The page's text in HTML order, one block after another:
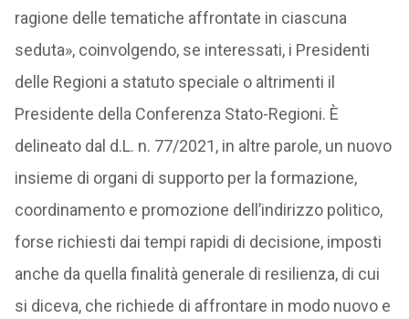
ragione delle tematiche affrontate in ciascuna
seduta», coinvolgendo, se interessati, i Presidenti
delle Regioni a statuto speciale o altrimenti il
Presidente della Conferenza Stato-Regioni. È
delineato dal d.L. n. 77/2021, in altre parole, un nuovo
insieme di organi di supporto per la formazione,
coordinamento e promozione dell’indirizzo politico,
forse richiesti dai tempi rapidi di decisione, imposti
anche da quella finalità generale di resilienza, di cui
si diceva, che richiede di affrontare in modo nuovo e